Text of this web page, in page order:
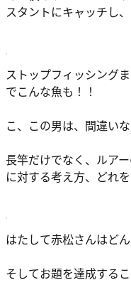
スタントにキャッチし、
ストップフィッシング
でこんな魚も！！
こ、この男は、間違い
長竿だけでなく、ルア
に対する考え方、どれ
はたして赤松さんはど
そしてお題を達成する